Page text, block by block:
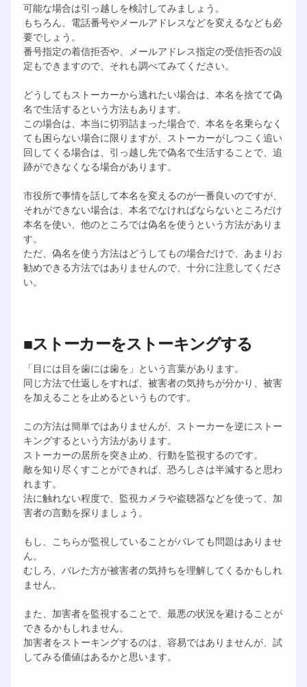
可能な場合は引っ越しを検討してみましょう。
もちろん、電話番号やメールアドレスなどを変えるなども必
要でしょう。
番号指定の着信拒否や、メールアドレス指定の受信拒否の設
定もできますので、それも調べてみてください。
どうしてもストーカーから逃れたい場合は、本名を捨てて偽
名で生活するという方法もあります。
この場合は、本当に切羽詰まった場合で、本名を名乗らなく
ても困らない場合に限りますが、ストーカーがしつこく追い
回してくる場合は、引っ越し先で偽名で生活することで、追
跡ができなくなる場合があります。
市役所で事情を話して本名を変えるのが一番良いのですが、
それができない場合は、本名でなければならないところだけ
本名を使い、他のところでは偽名を使うという方法がありま
す。
ただ、偽名を使う方法はどうしてもの場合だけで、あまりお
勧めできる方法ではありませんので、十分に注意してくださ
い。
■ストーカーをストーキングする
「目には目を歯には歯を」という言葉があります。
同じ方法で仕返しをすれば、被害者の気持ちが分かり、被害
を加えることを止めるというものです。
この方法は簡単ではありませんが、ストーカーを逆にストー
キングするという方法があります。
ストーカーの居所を突き止め、行動を監視するのです。
敵を知り尽くすことができれば、恐ろしさは半減すると思わ
れます。
法に触れない程度で、監視カメラや盗聴器などを使って、加
害者の言動を探りましょう。
もし、こちらが監視していることがバレても問題はありませ
ん。
むしろ、バレた方が被害者の気持ちを理解してくるかもしれ
ません。
また、加害者を監視することで、最悪の状況を避けることが
できるかもしれません。
加害者をストーキングするのは、容易ではありませんが、試
してみる価値はあるかと思います。